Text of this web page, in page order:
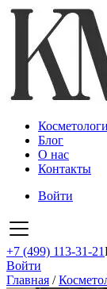
Блог
О нас
Контакты
Войти
+7 (499) 113-31-21
Войти
Главная /